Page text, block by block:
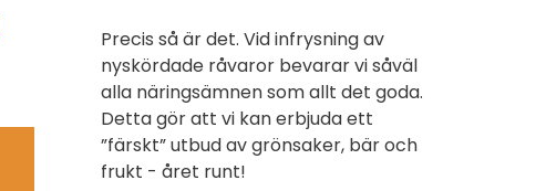
Precis så är det. Vid infrysning av
nyskördade råvaror bevarar vi såväl
alla näringsämnen som allt det goda.
Detta gör att vi kan erbjuda ett
”färskt” utbud av grönsaker, bär och
frukt - året runt!